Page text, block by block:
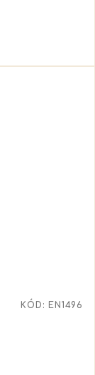
KÓD: EN1496